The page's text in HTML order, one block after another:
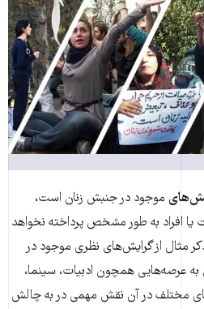
موجود در جنبش زنان است،
یا افراد به طور مشخص پرداخته نخواهد
مثال از گرایش‌های نظری موجود در
عرصه‌هایی همچون ادبیات، سینما،
مختلف در آن نقش مهمی در به چالش